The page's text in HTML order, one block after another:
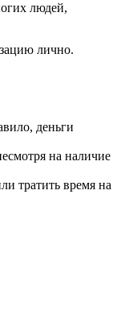
людей,
лично.
деньги
на наличие
тратить время на